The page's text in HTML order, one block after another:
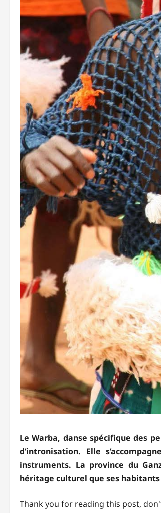
Le Warba, danse spécifique des
d’intronisation. Elle
instruments. La province du
héritage culturel que ses
Thank you for reading this post,